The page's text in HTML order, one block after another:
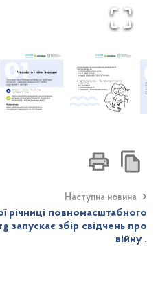
Наступна новина
річниці повномасштабного
запускає збір свідчень про
війну .